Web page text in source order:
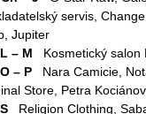
servis,
Jupiter
– M
Kosmetický salon
– P
Nara Camicie,
Store, Petra
Religion Clothing,